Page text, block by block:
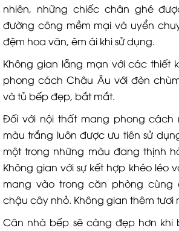
nhiên, những chiếc chân ghé
đường công mềm mại và uyển
đệm hoa văn, êm ái khi sử dụng.
Không gian lẵng mạn với các thiết
phong cách Châu Âu với đèn
và tủ bếp đẹp, bắt mắt.
Đối với nội thất mang phong cách
màu trắng luôn được ưu tiên sử
một trong những màu đang thịnh
Không gian với sự kết hợp khéo léo
mang vào trong căn phòng cùng
chậu cây nhỏ. Không gian thêm tươi
Căn nhà bếp sẽ càng đẹp hơn khi